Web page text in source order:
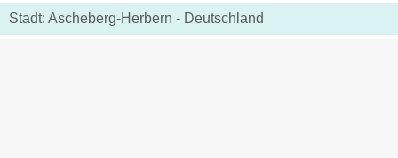
Stadt: Ascheberg-Herbern - Deutschland